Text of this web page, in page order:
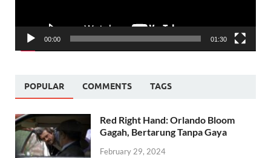
00:00 01:30
POPULAR COMMENTS TAGS
Red Right Hand: Orlando Bloom
Gagah, Bertarung Tanpa Gaya
February 29, 2024